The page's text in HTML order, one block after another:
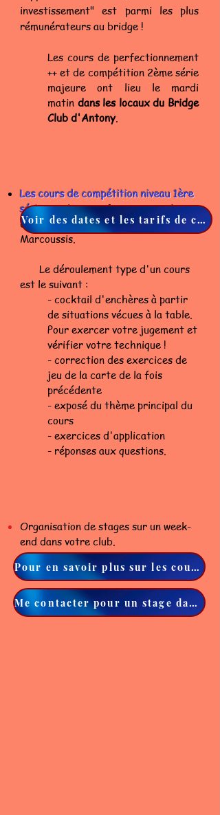
investissement" est parmi les plus
rémunérateurs au bridge !
Les cours de perfectionnement
++ et de compétition 2ème série
majeure ont lieu le mardi
matin dans les locaux du Bridge
Club d'Antony.
Les cours de compétitionniveau 1ère
série, ont lieu une fois par mois (10
dans l'année) le jeudi matin à
Marcoussis.
Le déroulement type d'un cours
est le suivant :
- cocktail d'enchères à partir
de situations vécues à la table.
Pour exercer votre jugement et
vérifier votre technique !
- correction des exercices de
jeu de la carte de la fois
précédente
- exposé du thème principal du
cours
- exercices d'application
- réponses aux questions.
Organisation de stages sur un week-
end dans votre club.
Voir des dates et les tarifs de ces deux sessions 2025/2026
Pour en savoir plus sur les cours de compétition 2025/2026
Me contacter pour un stage dans votre club